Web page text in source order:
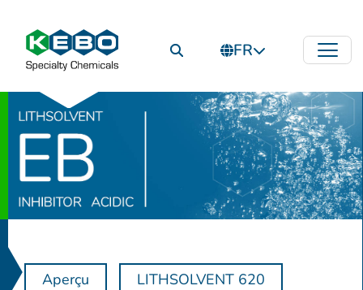
FR
Aperçu LITHSOLVENT 620